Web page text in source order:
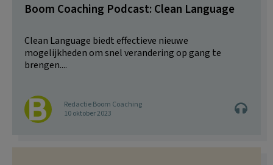
Boom Coaching Podcast: Clean Language
Clean Language biedt effectieve nieuwe
mogelijkheden om snel verandering op gang te
brengen....
Redactie Boom Coaching
10 oktober 2023